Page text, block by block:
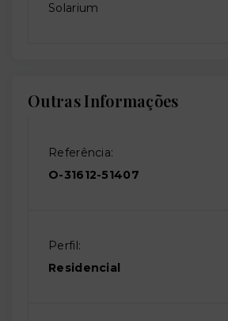
Solarium
Outras Informações
Referência:
O-31612-51407
Perfil:
Residencial